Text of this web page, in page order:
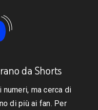
da Shorts
numeri, ma cerca di
di più ai fan. Per